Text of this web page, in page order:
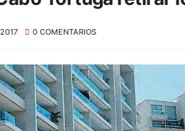
0 COMENTARIOS